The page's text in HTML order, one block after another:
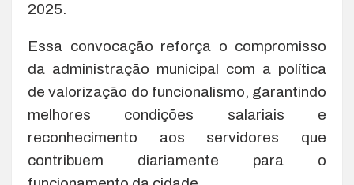
2025.
Essa convocação reforça o compromisso
da administração municipal com a política
de valorização do funcionalismo, garantindo
melhores condições salariais e
reconhecimento aos servidores que
contribuem diariamente para o